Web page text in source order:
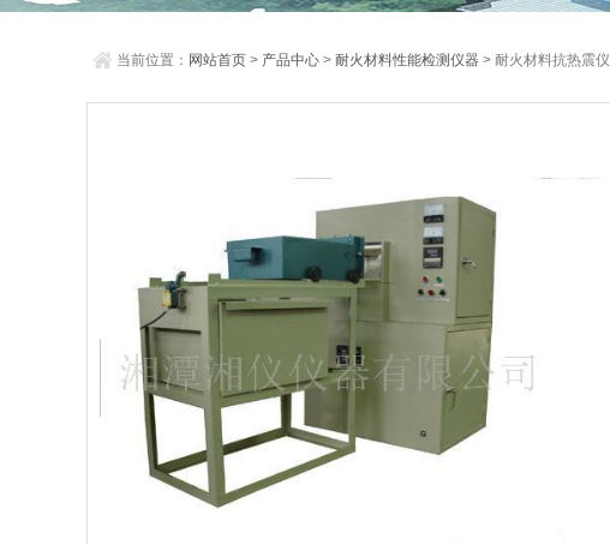
当前位置： 网站首页 > 产品中心 > 耐火材料性能检测仪器 > 耐火材料抗热震仪